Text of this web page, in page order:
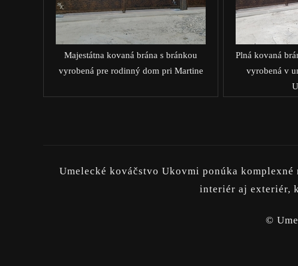
Majestátna kovaná brána s bránkou
vyrobená pre rodinný dom pri Martine
Plná kovaná
vyrobená v
Umelecké kováčstvo Ukovmi ponúka
interiér aj exteriér,
©